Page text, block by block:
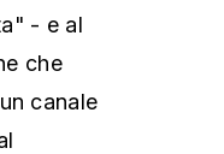
- e al
che
canale